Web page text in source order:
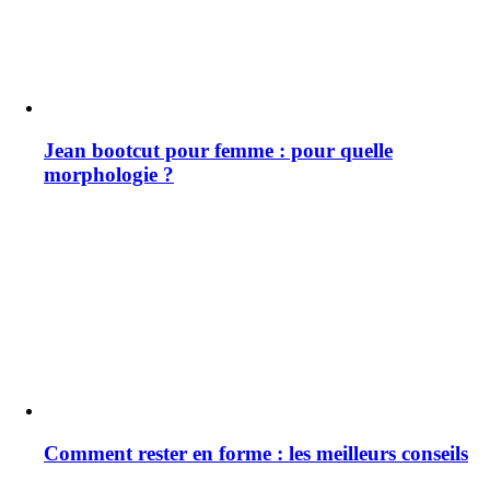
Jean bootcut pour femme : pour quelle
morphologie ?
Comment rester en forme : les meilleurs conseils